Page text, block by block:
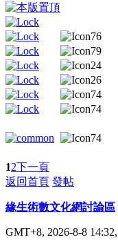
12下一頁
返回首頁 發帖
緣生術數文化網討論區
GMT+8, 2026-8-8 14:32,